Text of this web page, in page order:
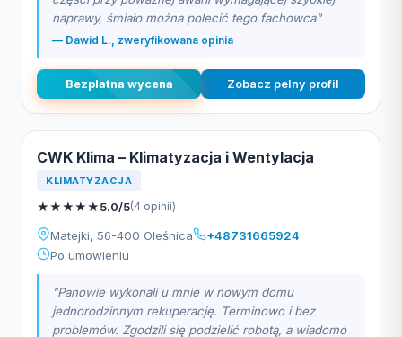
naprawy, śmiało można polecić tego fachowca"
— Dawid L., zweryfikowana opinia
Bezplatna wycena Zobacz pelny profil
CWK Klima – Klimatyzacja i Wentylacja
KLIMATYZACJA
★★★★★5.0/5(4 opinii)
Matejki, 56-400 Oleśnica
+48731665924
Po umowieniu
"Panowie wykonali u mnie w nowym domu
jednorodzinnym rekuperację. Terminowo i bez
problemów. Zgodzili się podzielić robotą, a wiadomo